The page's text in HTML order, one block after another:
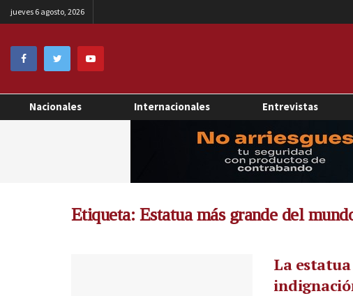
jueves 6 agosto, 2026
Nacionales Internacionales Entrevistas
Etiqueta: Estatua más grande del
La